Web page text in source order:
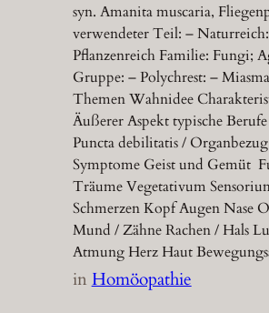
syn. Amanita muscaria,
verwendeter Teil: – Naturreich:
Pflanzenreich Familie: Fungi;
Gruppe: – Polychrest: –
Themen Wahnidee
Äußerer Aspekt typische Berufe
Puncta debilitatis / Organbezug
Symptome Geist und Gemüt
Träume Vegetativum
Schmerzen Kopf Augen Nase
Mund / Zähne Rachen / Hals
Atmung Herz Haut
inHomöopathie